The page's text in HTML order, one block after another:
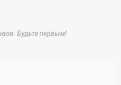
Будьте первым!